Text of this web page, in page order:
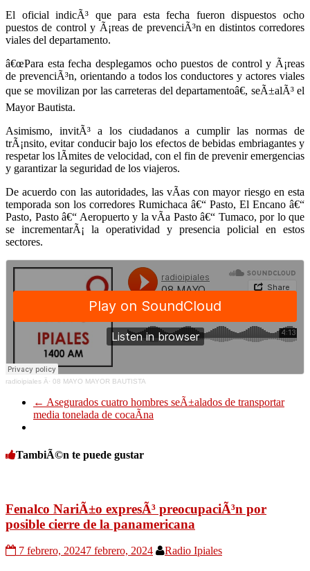
El oficial indicÃ³ que para esta fecha fueron dispuestos ocho
puestos de control y Ã¡reas de prevenciÃ³n en distintos corredores
viales del departamento.
â€œPara esta fecha desplegamos ocho puestos de control y Ã¡reas
de prevenciÃ³n, orientando a todos los conductores y actores viales
que se movilizan por las carreteras del departamentoâ€, seÃ±alÃ³ el
Mayor Bautista.
Asimismo, invitÃ³ a los ciudadanos a cumplir las normas de
trÃ¡nsito, evitar conducir bajo los efectos de bebidas embriagantes y
respetar los lÃ­mites de velocidad, con el fin de prevenir emergencias
y garantizar la seguridad de los viajeros.
De acuerdo con las autoridades, las vÃ­as con mayor riesgo en esta
temporada son los corredores Rumichaca â€“ Pasto, El Encano â€“
Pasto, Pasto â€“ Aeropuerto y la vÃ­a Pasto â€“ Tumaco, por lo que
se incrementarÃ¡ la operatividad y presencia policial en estos
sectores.
radioipiales Â· 08 MAYO MAYOR BAUTISTA
← Asegurados cuatro hombres seÃ±alados de transportar
media tonelada de cocaÃ­na
TambiÃ©n te puede gustar
Fenalco NariÃ±o expresÃ³ preocupaciÃ³n por
posible cierre de la panamericana
7 febrero, 20247 febrero, 2024 Radio Ipiales